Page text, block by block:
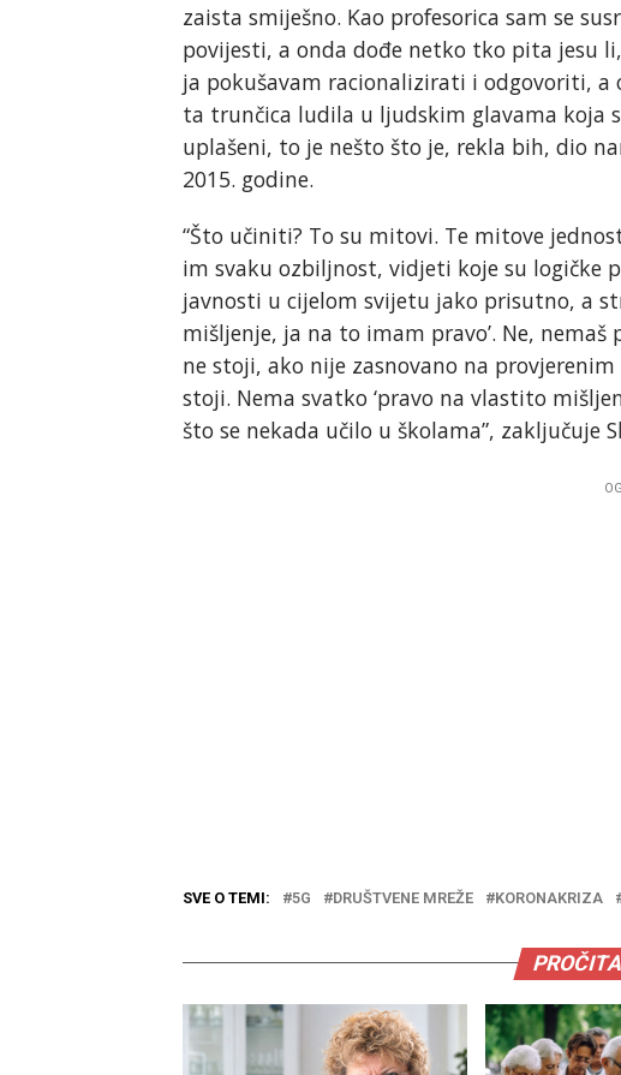
zaista smiješno. Kao profesorica sam se
povijesti, a onda dođe netko tko pita jesu
ja pokušavam racionalizirati i odgovoriti, a
ta trunčica ludila u ljudskim glavama koja
uplašeni, to je nešto što je, rekla bih, dio
2015. godine.
“Što učiniti? To su mitovi. Te mitove
im svaku ozbiljnost, vidjeti koje su logičke
javnosti u cijelom svijetu jako prisutno, a
mišljenje, ja na to imam pravo’. Ne,
ne stoji, ako nije zasnovano na
stoji. Nema svatko ‘pravo na vlastito
što se nekada učilo u školama”, zaključuje
SVE O TEMI: 5G DRUŠTVENE MREŽE KORONAKRIZA